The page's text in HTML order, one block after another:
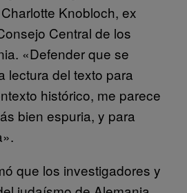
Charlotte Knobloch, ex
Central de los
«Defender que se
lectura del texto para
histórico, me parece
bien espuria, y para
que los investigadores y